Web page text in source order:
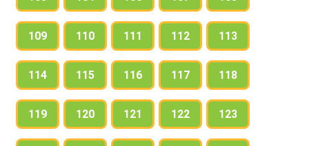
109 110 111 112 113
114 115 116 117 118
119 120 121 122 123